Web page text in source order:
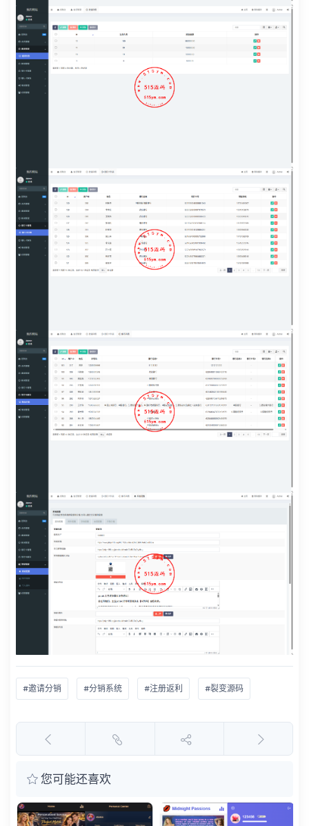
#邀请分销 #分销系统 #注册返利 #裂变源码
您可能还喜欢